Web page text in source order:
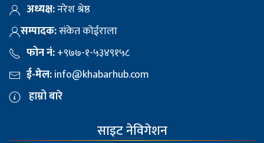
अध्यक्ष:नरेश श्रेष्ठ
सम्पादक:संकेत कोईराला
फोन नं:+९७७-१-५३४९१५८
ई-मेल:info@khabarhub.com
हाम्रो बारे
साइट नेविगेशन